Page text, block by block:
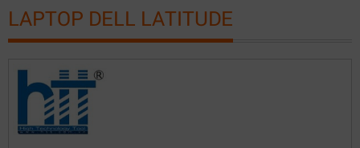
LAPTOP DELL LATITUDE